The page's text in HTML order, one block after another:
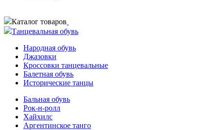
Каталог товаров
Танцевальная обувь
Народная обувь
Джазовки
Кроссовки танцевальные
Балетная обувь
Исторические танцы
Бальная обувь
Рок-н-ролл
Хайхилс
Аргентинское танго